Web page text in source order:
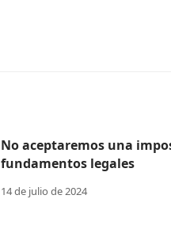
No aceptaremos una
fundamentos legales
14 de julio de 2024